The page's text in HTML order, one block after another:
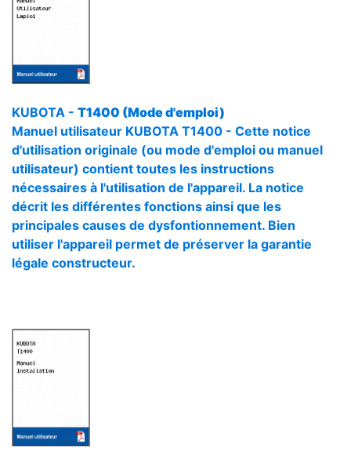
KUBOTA - T1400 (Mode d'emploi)
Manuel utilisateur KUBOTA T1400 - Cette notice
d'utilisation originale (ou mode d'emploi ou manuel
utilisateur) contient toutes les instructions
nécessaires à l'utilisation de l'appareil. La notice
décrit les différentes fonctions ainsi que les
principales causes de dysfontionnement. Bien
utiliser l'appareil permet de préserver la garantie
légale constructeur.